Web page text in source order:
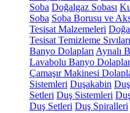
Soba Doğalgaz Sobası
Soba Soba Borusu ve
Tesisat Malzemeleri
Tesisat Temizleme Sıvıları
Banyo Dolapları Aynalı
Lavabolu Banyo
Çamaşır Makinesi
Sistemleri Duşakabin
Setleri Duş Sistemleri
Duş Setleri Duş Spiralleri